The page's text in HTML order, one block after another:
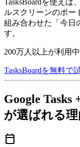
ルスクリーンのボー
組み合わせた「今日
す。
200万人以上が利用
TasksBoardを無料で
Google Tasks
が選ばれる理
calendar_today